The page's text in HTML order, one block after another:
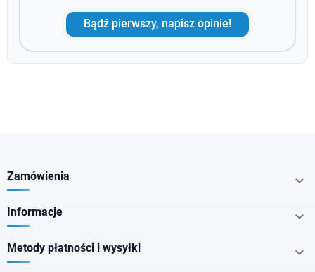
Bądź pierwszy, napisz opinie!
Zamówienia 
Informacje 
Metody płatności i wysyłki 